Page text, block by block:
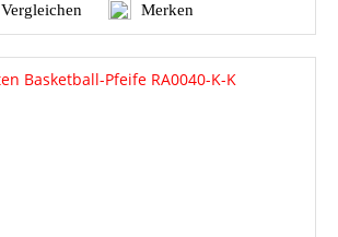
Vergleichen Merken